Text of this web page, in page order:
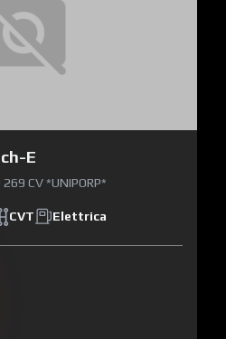
E
CV *UNIPORP*
CVT Elettrica